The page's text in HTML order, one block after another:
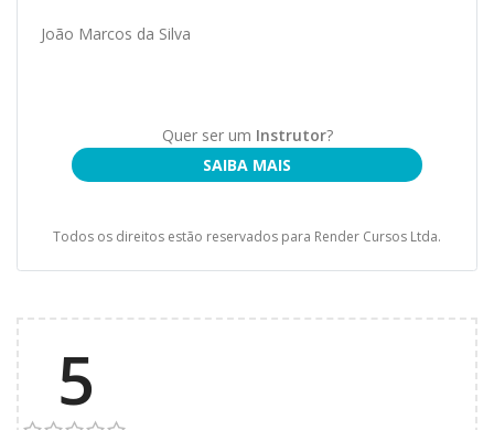
João Marcos da Silva
Quer ser um Instrutor?
SAIBA MAIS
Todos os direitos estão reservados para Render Cursos Ltda.
5